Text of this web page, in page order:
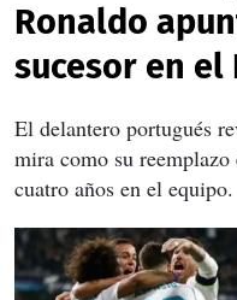
Ronaldo
sucesor en el
El delantero portugués
mira como su
cuatro años en el equipo.